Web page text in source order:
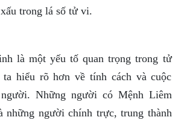
trong lá số tử vi.
là một yếu tố quan trọng trong tử
hiểu rõ hơn về tính cách và cuộc
Những người có Mệnh Liêm
những người chính trực, trung thành